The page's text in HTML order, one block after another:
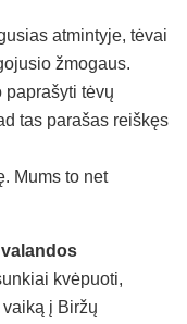
atmintyje, tėvai
žmogaus.
paprašyti tėvų
tas parašas reiškęs
Mums to net
kvėpuoti,
į Biržų